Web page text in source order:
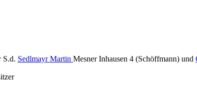
S.d. Sedlmayr Martin Mesner Inhausen 4 (Schöffmann) und